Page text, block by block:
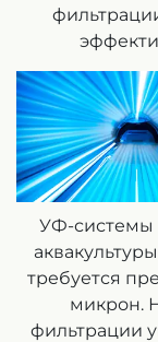
УФ-системы
требуется
микрон.
фильтрации